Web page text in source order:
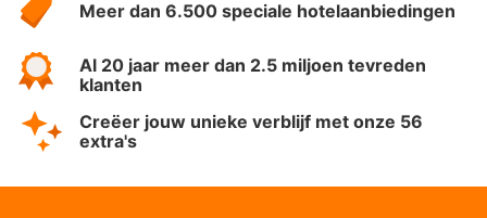
Meer dan 6.500 speciale hotelaanbiedingen
Al 20 jaar meer dan 2.5 miljoen tevreden
klanten
Creëer jouw unieke verblijf met onze 56
extra's